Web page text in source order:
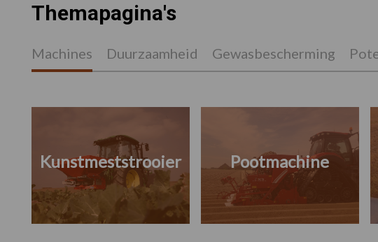
Themapagina's
Machines Duurzaamheid Gewasbescherming
Kunstmeststrooier Pootmachine